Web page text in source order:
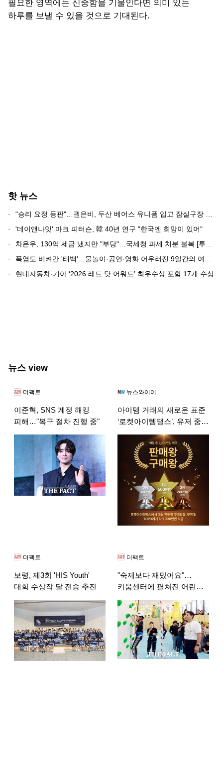
필요한 영역에는 신중함을 기울인다면 의미 있는
하루를 보낼 수 있을 것으로 기대된다.
핫 뉴스
·
"승리 요정 등판"…권은비, 두산 베어스 유니폼 입고 잠실구장 직관 인증
·
'데이앤나잇' 마크 피터슨, 韓 40년 연구 "한국엔 희망이 있어"
·
차은우, 130억 세금 냈지만 "부당"…국세청 과세 처분 불복 [투데이픽]
·
폭염도 비켜간 '태백'…물놀이·공연·영화 어우러진 9일간의 여름축제 성료
·
현대자동차·기아 ‘2026 레드 닷 어워드’ 최우수상 포함 17개 수상
뉴스 view
더팩트
이준혁, SNS 계정 해킹
피해…"복구 절차 진행 중"
뉴스와이어
아이템 거래의 새로운 표준
‘로켓아이템땡스’, 유저 중심
경영 박차… 8월 총상금
2000만원 특별 프로모션
더팩트
보령, 제3회 'HIS Youth'
대회 수상작 달 전송 추진
더팩트
"숙제보다 재밌어요"…
키움센터에 펼쳐진 어린이
체력장